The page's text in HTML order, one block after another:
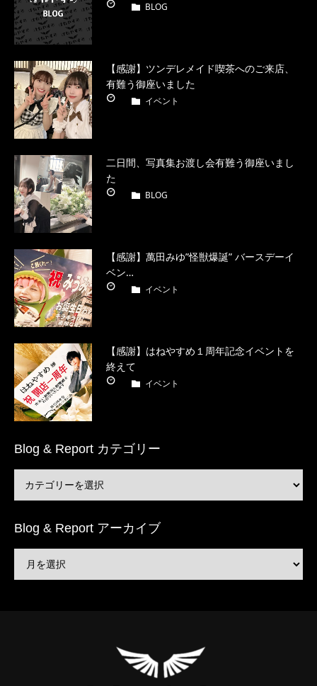
BLOG
【感謝】ツンデレメイド喫茶へのご来店、
有難う御座いました
イベント
二日間、写真集お渡し会有難う御座いまし
た
BLOG
【感謝】萬田みゆ”怪獣爆誕” バースデーイ
ベン…
イベント
【感謝】はねやすめ１周年記念イベントを
終えて
イベント
Blog & Report カテゴリー
Blog & Report アーカイブ